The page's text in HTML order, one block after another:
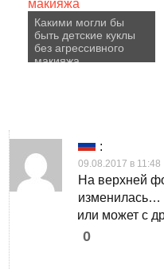
Какими могли бы
быть детские куклы
без агрессивного
макияжа
:
09.08.2017 в 11:48
На верхней
изменилась…
или может с
0